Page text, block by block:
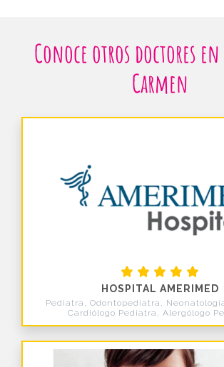
Conoce otros doctores en
Carmen
HOSPITAL AMERIMED
Pediatra, Odontopediatra,
Cardiólogo Pediatra, Alergólogo